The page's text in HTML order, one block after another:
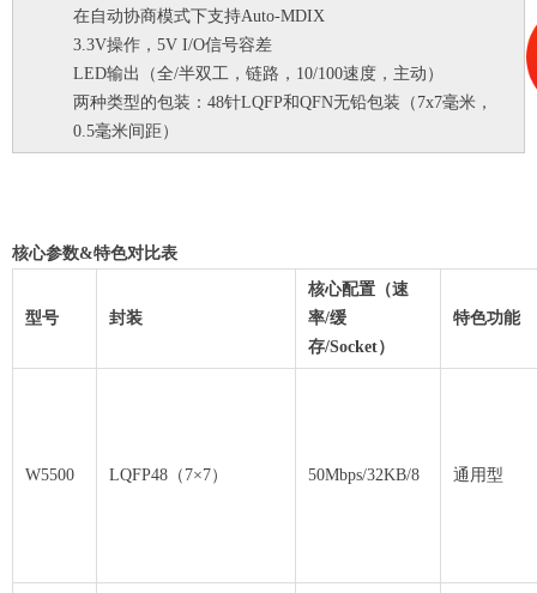
在自动协商模式下支持Auto-MDIX
3.3V操作，5V I/O信号容差
LED输出（全/半双工，链路，10/100速度，主动）
两种类型的包装：48针LQFP和QFN无铅包装（7x7毫米，
0.5毫米间距）
核心参数&特色对比表
型号 封装
核心配置（速
率/缓
存/Socket）
特色功能
W5500 LQFP48（7×7） 50Mbps/32KB/8 通用型